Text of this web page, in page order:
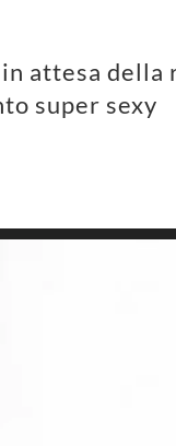
attesa
super sexy